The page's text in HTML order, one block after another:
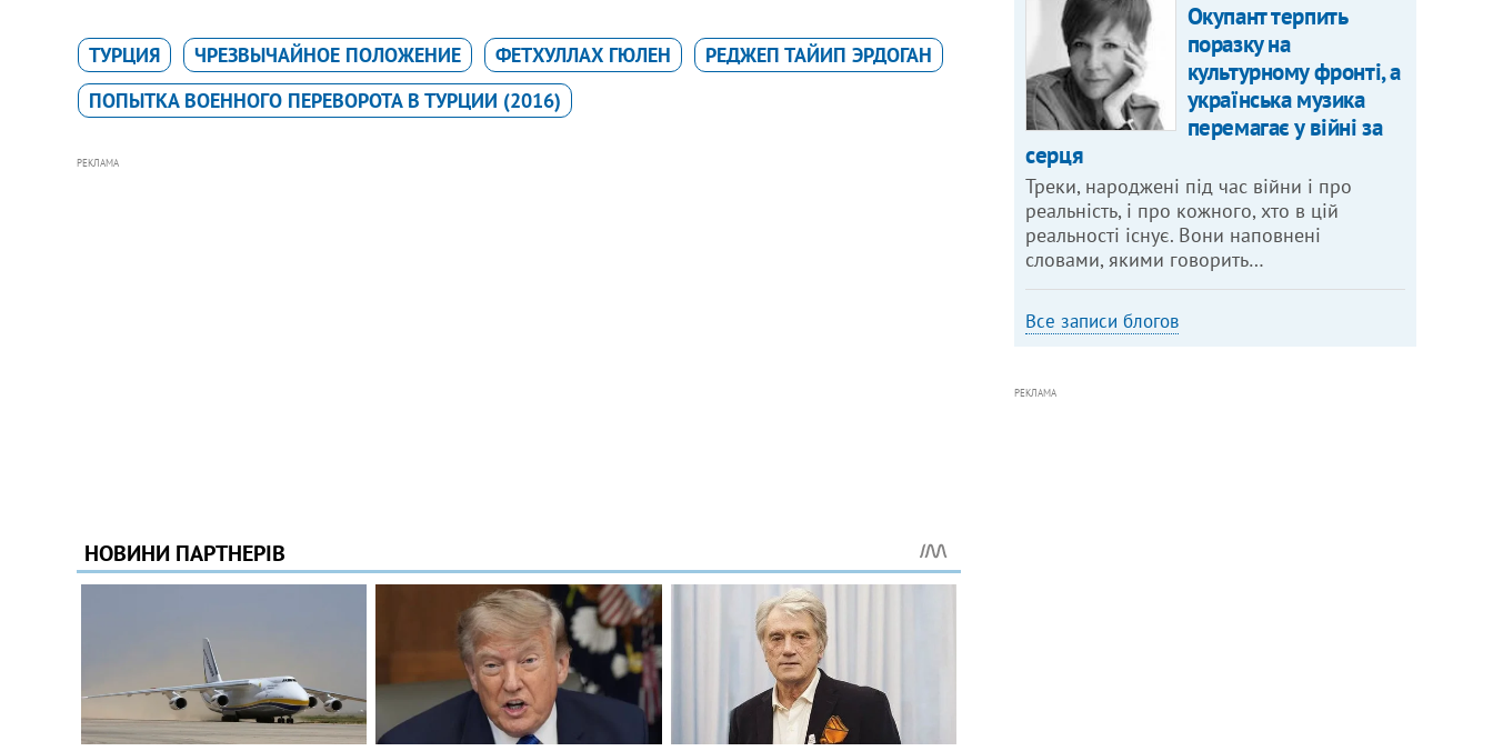
ТУРЦИЯ ЧРЕЗВЫЧАЙНОЕ ПОЛОЖЕНИЕ ФЕТХУЛЛАХ ГЮЛЕН
РЕДЖЕП ТАЙИП ЭРДОГАН
ПОПЫТКА ВОЕННОГО ПЕРЕВОРОТА В ТУРЦИИ (2016)
РЕКЛАМА
Окупант терпить
поразку на
культурному фронті, а
українська музика
перемагає у війні за
серця
Треки, народжені під час війни і про
реальність, і про кожного, хто в цій
реальності існує. Вони наповнені
словами, якими говорить…
Все записи блогов
РЕКЛАМА